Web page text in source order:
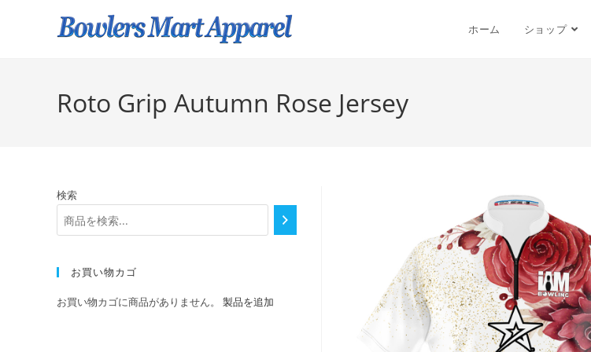
ホーム ショップ
Roto Grip Autumn Rose Jersey
検索
お買い物カゴ
お買い物カゴに商品がありません。 製品を追加